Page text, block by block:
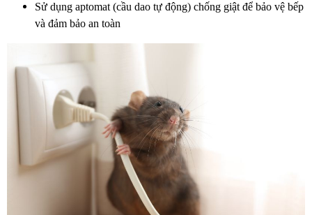
Sử dụng aptomat (cầu dao tự động) chống giật để bảo vệ bếp
và đảm bảo an toàn